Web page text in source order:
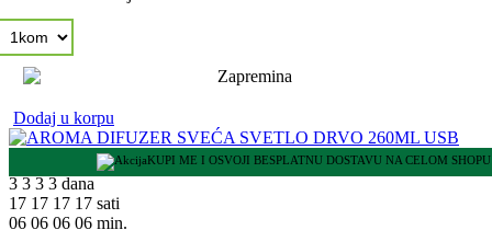
Dodaj u korpu
KUPI ME I OSVOJI BESPLATNU DOSTAVU NA CELOM SHOPU
3 3 3 3 dana
17 17 17 17 sati
06 06 06 06 min.